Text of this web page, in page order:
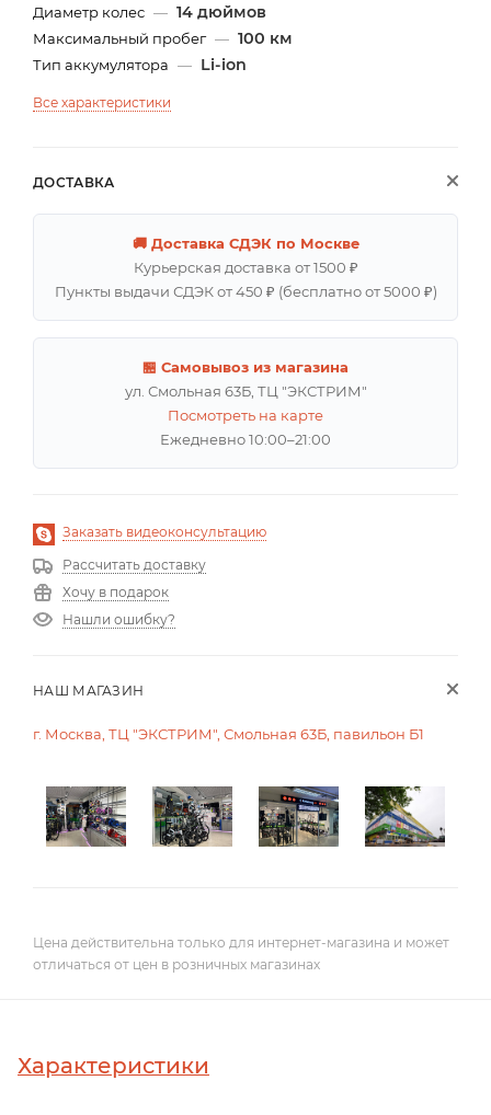
Диаметр колес — 14 дюймов
Максимальный пробег — 100 км
Тип аккумулятора — Li-ion
Все характеристики
ДОСТАВКА
🚚 Доставка СДЭК по Москве
Курьерская доставка от 1500 ₽
Пункты выдачи СДЭК от 450 ₽ (бесплатно от 5000 ₽)
🏪 Самовывоз из магазина
ул. Смольная 63Б, ТЦ "ЭКСТРИМ"
Посмотреть на карте
Ежедневно 10:00–21:00
Заказать видеоконсультацию
Рассчитать доставку
Хочу в подарок
Нашли ошибку?
НАШ МАГАЗИН
г. Москва, ТЦ "ЭКСТРИМ", Смольная 63Б, павильон Б1
Цена действительна только для интернет-магазина и может
отличаться от цен в розничных магазинах
Характеристики